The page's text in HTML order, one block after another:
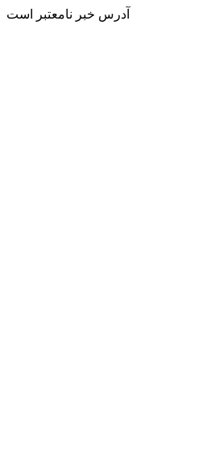
آدرس خبر نامعتبر است